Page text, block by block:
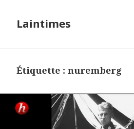
Laintimes
Étiquette :nuremberg